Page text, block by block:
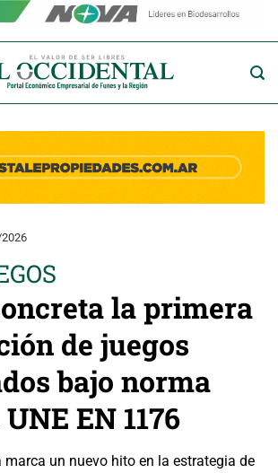
la primera
de juegos
bajo norma
EN 1176
marca un nuevo hito en la estrategia de